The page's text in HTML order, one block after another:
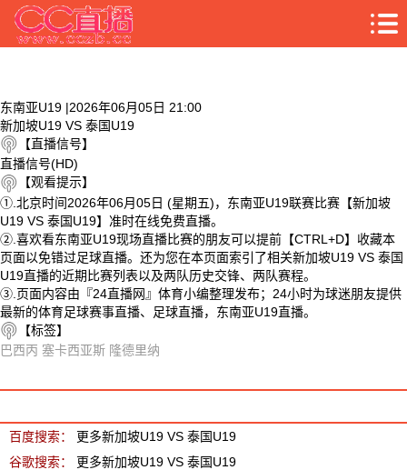
东南亚U19 |2026年06月05日 21:00
新加坡U19 VS 泰国U19
【直播信号】
直播信号(HD)
【观看提示】
①.北京时间2026年06月05日 (星期五)，东南亚U19联赛比赛【新加坡
U19 VS 泰国U19】准时在线免费直播。
②.喜欢看东南亚U19现场直播比赛的朋友可以提前【CTRL+D】收藏本
页面以免错过足球直播。还为您在本页面索引了相关新加坡U19 VS 泰国
U19直播的近期比赛列表以及两队历史交锋、两队赛程。
③.页面内容由『24直播网』体育小编整理发布；24小时为球迷朋友提供
最新的体育足球赛事直播、足球直播，东南亚U19直播。
【标签】
巴西丙 塞卡西亚斯 隆德里纳
百度搜索：
更多新加坡U19 VS 泰国U19
谷歌搜索：
更多新加坡U19 VS 泰国U19